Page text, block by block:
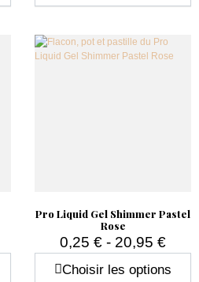
Pro Liquid Gel Shimmer Pastel
Rose
0,25 € - 20,95 €
Choisir les options